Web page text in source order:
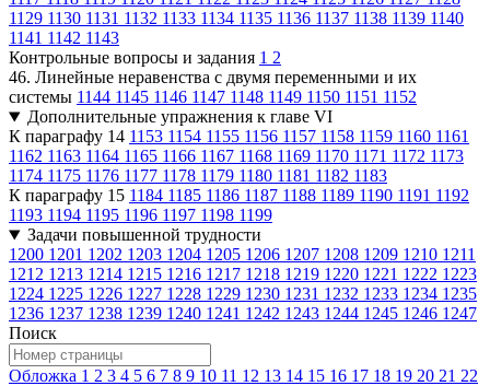
1129 1130 1131 1132 1133 1134 1135 1136 1137 1138 1139 1140
1141 1142 1143
Контрольные вопросы и задания 1 2
46. Линейные неравенства с двумя переменными и их
системы 1144 1145 1146 1147 1148 1149 1150 1151 1152
Дополнительные упражнения к главе VI
К параграфу 14 1153 1154 1155 1156 1157 1158 1159 1160 1161
1162 1163 1164 1165 1166 1167 1168 1169 1170 1171 1172 1173
1174 1175 1176 1177 1178 1179 1180 1181 1182 1183
К параграфу 15 1184 1185 1186 1187 1188 1189 1190 1191 1192
1193 1194 1195 1196 1197 1198 1199
Задачи повышенной трудности
1200 1201 1202 1203 1204 1205 1206 1207 1208 1209 1210 1211
1212 1213 1214 1215 1216 1217 1218 1219 1220 1221 1222 1223
1224 1225 1226 1227 1228 1229 1230 1231 1232 1233 1234 1235
1236 1237 1238 1239 1240 1241 1242 1243 1244 1245 1246 1247
Поиск
Обложка 1 2 3 4 5 6 7 8 9 10 11 12 13 14 15 16 17 18 19 20 21 22